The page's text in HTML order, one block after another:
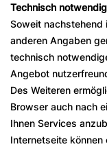
Technisch
Soweit nachstehend
anderen Angaben
technisch
Angebot
Des Weiteren
Browser auch nach
Ihnen Services
Internetseite können